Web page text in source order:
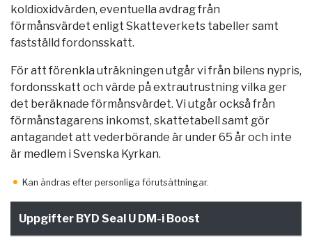
koldioxidvärden, eventuella avdrag från
förmånsvärdet enligt Skatteverkets tabeller samt
fastställd fordonsskatt.
För att förenkla uträkningen utgår vi från bilens nypris,
fordonsskatt och värde på extrautrustning vilka ger
det beräknade förmånsvärdet. Vi utgår också från
förmånstagarens inkomst, skattetabell samt gör
antagandet att vederbörande är under 65 år och inte
är medlem i Svenska Kyrkan.
Kan ändras efter personliga förutsättningar.
Uppgifter BYD Seal U DM-i Boost